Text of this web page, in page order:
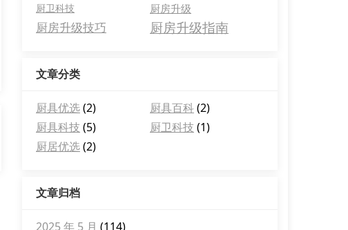
厨卫科技 厨房升级
厨房升级技巧 厨房升级指南
文章分类
厨具优选(2) 厨具百科(2)
厨具科技 (5) 厨卫科技 (1)
厨居优选(2)
文章归档
2025 年 5 月 (114)